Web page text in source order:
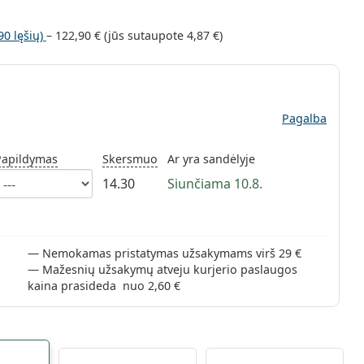
lęšių) – 122,90 €(jūs sutaupote 4,87 €)
Pagalba
Skersmuo
14.30
Ar yra sandėlyje
Siunčiama 10.8.
Nemokamas pristatymas užsakymams virš 29 €
Mažesnių užsakymų atveju kurjerio paslaugos
kaina prasideda nuo 2,60 €